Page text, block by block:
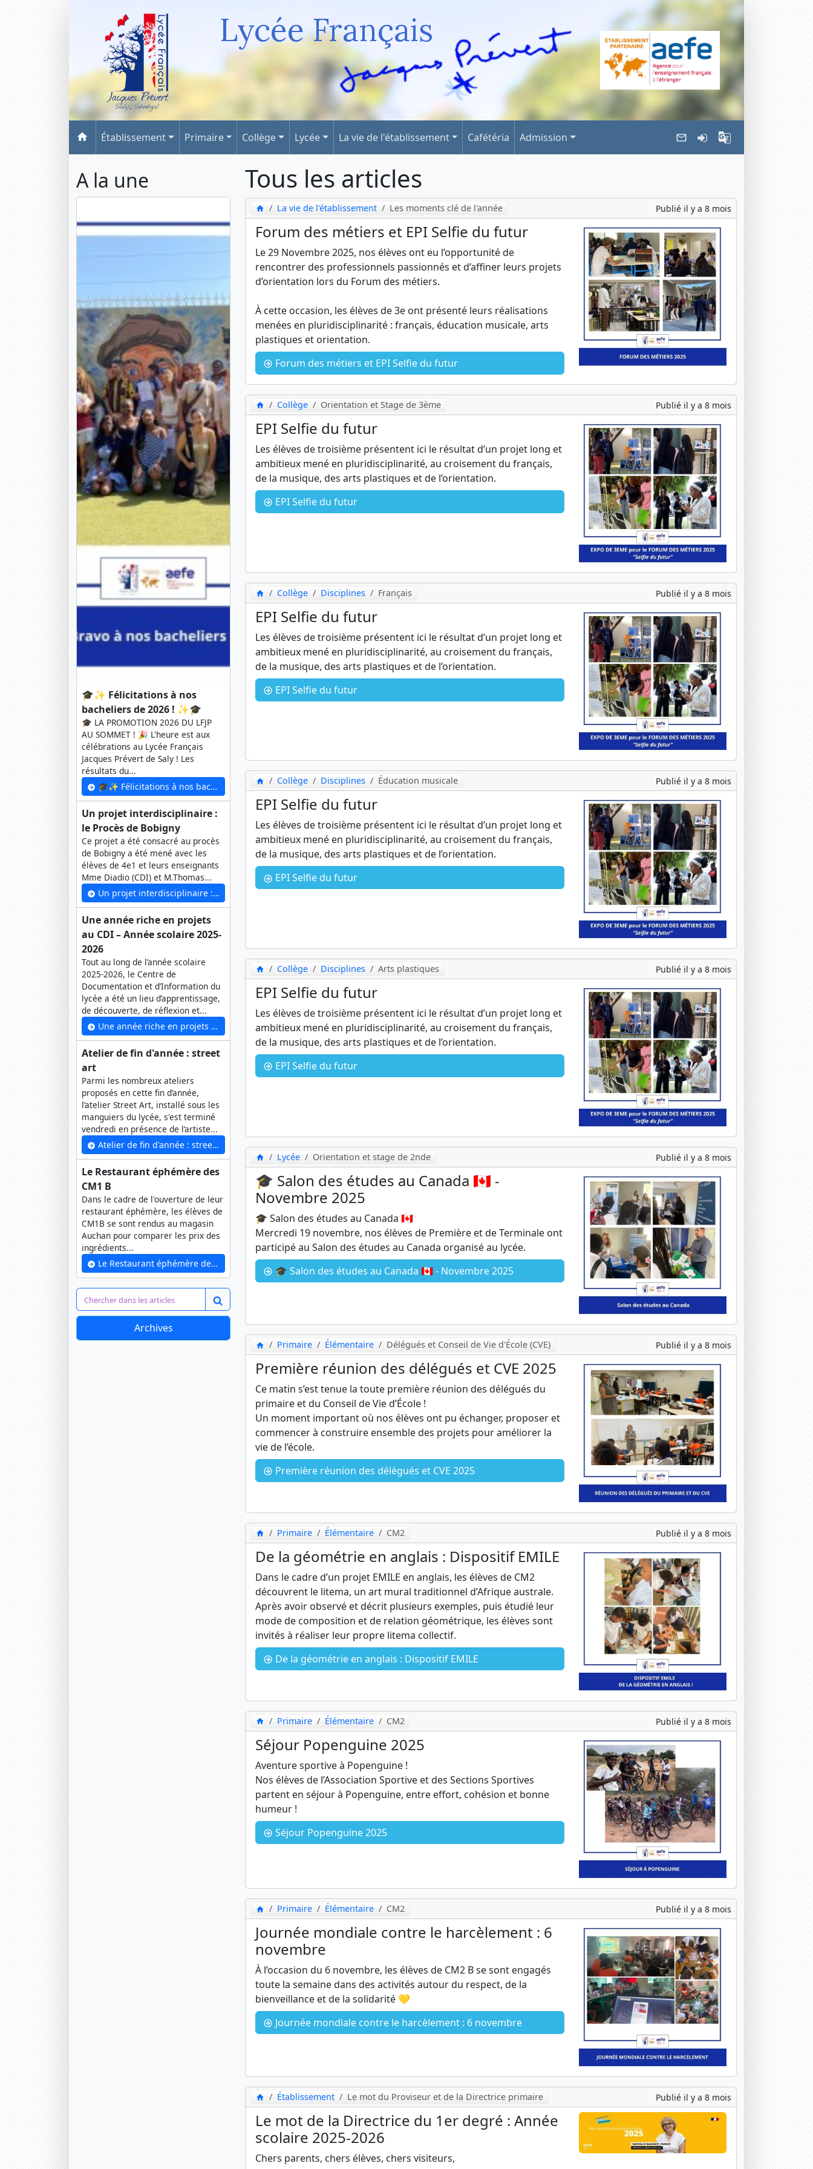
Lycée Français
Établissement Primaire Collège Lycée La vie de l'établissement Cafétéria Admission
A la une
🎓✨ Félicitations à nos
bacheliers de 2026 ! ✨🎓
🎓 LA PROMOTION 2026 DU LFJP
AU SOMMET ! 🎉 L'heure est aux
célébrations au Lycée Français
Jacques Prévert de Saly ! Les
résultats du...
🎓✨ Félicitations à nos bacheliers de 2026 ! ✨🎓
Un projet interdisciplinaire :
le Procès de Bobigny
Ce projet a été consacré au procès
de Bobigny a été mené avec les
élèves de 4e1 et leurs enseignants
Mme Diadio (CDI) et M.Thomas...
Un projet interdisciplinaire : le Procès de Bobigny
Une année riche en projets
au CDI – Année scolaire 2025-
2026
Tout au long de l’année scolaire
2025-2026, le Centre de
Documentation et d’Information du
lycée a été un lieu d’apprentissage,
de découverte, de réflexion et...
Une année riche en projets au CDI – Année scolaire 2025-2026
Atelier de fin d'année : street
art
Parmi les nombreux ateliers
proposés en cette fin d’année,
l’atelier Street Art, installé sous les
manguiers du lycée, s'est terminé
vendredi en présence de l’artiste...
Atelier de fin d'année : street art
Le Restaurant éphémère des
CM1 B
Dans le cadre de l'ouverture de leur
restaurant éphémère, les élèves de
CM1B se sont rendus au magasin
Auchan pour comparer les prix des
ingrédients...
Le Restaurant éphémère des CM1 B
Archives
Tous les articles
La vie de l'établissement Les moments clé de l'année Publié il y a 8 mois
Forum des métiers et EPI Selfie du futur
Le 29 Novembre 2025, nos élèves ont eu l’opportunité de
rencontrer des professionnels passionnés et d’affiner leurs projets
d’orientation lors du Forum des métiers.
À cette occasion, les élèves de 3e ont présenté leurs réalisations
menées en pluridisciplinarité : français, éducation musicale, arts
plastiques et orientation.
Forum des métiers et EPI Selfie du futur
Collège Orientation et Stage de 3ème Publié il y a 8 mois
EPI Selfie du futur
Les élèves de troisième présentent ici le résultat d’un projet long et
ambitieux mené en pluridisciplinarité, au croisement du français,
de la musique, des arts plastiques et de l’orientation.
EPI Selfie du futur
Collège Disciplines Français Publié il y a 8 mois
EPI Selfie du futur
Les élèves de troisième présentent ici le résultat d’un projet long et
ambitieux mené en pluridisciplinarité, au croisement du français,
de la musique, des arts plastiques et de l’orientation.
EPI Selfie du futur
Collège Disciplines Éducation musicale Publié il y a 8 mois
EPI Selfie du futur
Les élèves de troisième présentent ici le résultat d’un projet long et
ambitieux mené en pluridisciplinarité, au croisement du français,
de la musique, des arts plastiques et de l’orientation.
EPI Selfie du futur
Collège Disciplines Arts plastiques Publié il y a 8 mois
EPI Selfie du futur
Les élèves de troisième présentent ici le résultat d’un projet long et
ambitieux mené en pluridisciplinarité, au croisement du français,
de la musique, des arts plastiques et de l’orientation.
EPI Selfie du futur
Lycée Orientation et stage de 2nde Publié il y a 8 mois
🎓 Salon des études au Canada 🇨🇦 -
Novembre 2025
🎓 Salon des études au Canada 🇨🇦
Mercredi 19 novembre, nos élèves de Première et de Terminale ont
participé au Salon des études au Canada organisé au lycée.
🎓 Salon des études au Canada 🇨🇦 - Novembre 2025
Primaire Élémentaire Délégués et Conseil de Vie d'École (CVE) Publié il y a 8 mois
Première réunion des délégués et CVE 2025
Ce matin s’est tenue la toute première réunion des délégués du
primaire et du Conseil de Vie d’École !
Un moment important où nos élèves ont pu échanger, proposer et
commencer à construire ensemble des projets pour améliorer la
vie de l’école.
Première réunion des délégués et CVE 2025
Primaire Élémentaire CM2 Publié il y a 8 mois
De la géométrie en anglais : Dispositif EMILE
Dans le cadre d’un projet EMILE en anglais, les élèves de CM2
découvrent le litema, un art mural traditionnel d’Afrique australe.
Après avoir observé et décrit plusieurs exemples, puis étudié leur
mode de composition et de relation géométrique, les élèves sont
invités à réaliser leur propre litema collectif.
De la géométrie en anglais : Dispositif EMILE
Primaire Élémentaire CM2 Publié il y a 8 mois
Séjour Popenguine 2025
Aventure sportive à Popenguine !
Nos élèves de l’Association Sportive et des Sections Sportives
partent en séjour à Popenguine, entre effort, cohésion et bonne
humeur !
Séjour Popenguine 2025
Primaire Élémentaire CM2 Publié il y a 8 mois
Journée mondiale contre le harcèlement : 6
novembre
À l’occasion du 6 novembre, les élèves de CM2 B se sont engagés
toute la semaine dans des activités autour du respect, de la
bienveillance et de la solidarité 💛
Journée mondiale contre le harcèlement : 6 novembre
Établissement Le mot du Proviseur et de la Directrice primaire Publié il y a 8 mois
Le mot de la Directrice du 1er degré : Année
scolaire 2025-2026
Chers parents, chers élèves, chers visiteurs,